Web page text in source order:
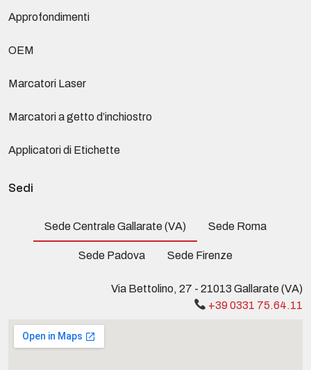
Approfondimenti
OEM
Marcatori Laser
Marcatori a getto d’inchiostro
Applicatori di Etichette
Sedi
Sede Centrale Gallarate (VA) Sede Roma
Sede Padova Sede Firenze
Via Bettolino, 27 - 21013 Gallarate (VA)
+39 0331 75.64.11